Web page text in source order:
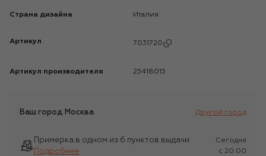
Страна дизайна Италия
Артикул 7031720
Артикул производителя 25418015
Ваш город Москва Другой город
Примерка в одном из 6 пунктов выдачи
Подробнее
Сегодня
c 20:00